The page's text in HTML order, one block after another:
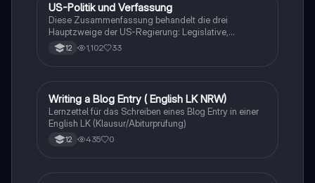
Englisch
US-Politik und Verfassung
Diese Zusammenfassung behandelt die drei
Hauptzweige der US-Regierung: Legislative,
Exekutive und Judikative, sowie die Rolle der
Verfassung und der politischen Parteien. Erfahren Sie
Republikanern. Ideal für das Englisch-Abitur 2022.
Themen: US-Verfassung, politische Parteien,
Wahlsystem.
12 1,102 33
Englisch
Writing a Blog Entry ( English LK NRW)
Lernzettel für das Schreiben eines Blog Entry in einer
English LK (Klausur/Abiturprüfung)
12 435 0